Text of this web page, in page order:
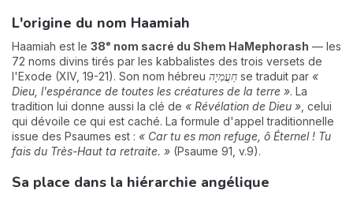
L'origine du nom Haamiah
Haamiah est le 38ᵉ nom sacré du Shem HaMephorash — les
72 noms divins tirés par les kabbalistes des trois versets de
l'Exode (XIV, 19-21). Son nom hébreu חַעֲמִיָה se traduit par «
Dieu, l'espérance de toutes les créatures de la terre ». La
tradition lui donne aussi la clé de « Révélation de Dieu » , celui
qui dévoile ce qui est caché. La formule d'appel traditionnelle
issue des Psaumes est : « Car tu es mon refuge, ô Éternel ! Tu
fais du Très-Haut ta retraite. » (Psaume 91, v.9).
Sa place dans la hiérarchie angélique